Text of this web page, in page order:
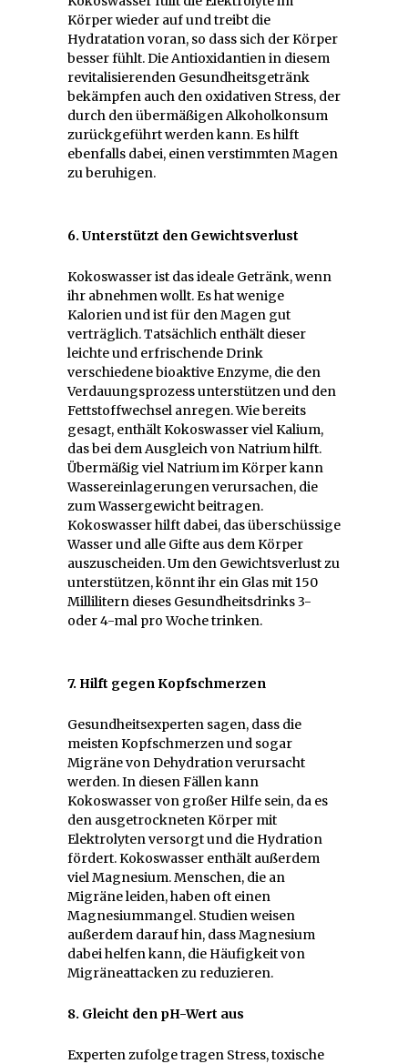
Körper wieder auf und treibt die
Hydratation voran, so dass sich der Körper
besser fühlt. Die Antioxidantien in diesem
revitalisierenden Gesundheitsgetränk
bekämpfen auch den oxidativen Stress, der
durch den übermäßigen Alkoholkonsum
zurückgeführt werden kann. Es hilft
ebenfalls dabei, einen verstimmten Magen
zu beruhigen.
6. Unterstützt den Gewichtsverlust
Kokoswasser ist das ideale Getränk, wenn
ihr abnehmen wollt. Es hat wenige
Kalorien und ist für den Magen gut
verträglich. Tatsächlich enthält dieser
leichte und erfrischende Drink
verschiedene bioaktive Enzyme, die den
Verdauungsprozess unterstützen und den
Fettstoffwechsel anregen. Wie bereits
gesagt, enthält Kokoswasser viel Kalium,
das bei dem Ausgleich von Natrium hilft.
Übermäßig viel Natrium im Körper kann
Wassereinlagerungen verursachen, die
zum Wassergewicht beitragen.
Kokoswasser hilft dabei, das überschüssige
Wasser und alle Gifte aus dem Körper
auszuscheiden. Um den Gewichtsverlust zu
unterstützen, könnt ihr ein Glas mit 150
Millilitern dieses Gesundheitsdrinks 3-
oder 4-mal pro Woche trinken.
7. Hilft gegen Kopfschmerzen
Gesundheitsexperten sagen, dass die
meisten Kopfschmerzen und sogar
Migräne von Dehydration verursacht
werden. In diesen Fällen kann
Kokoswasser von großer Hilfe sein, da es
den ausgetrockneten Körper mit
Elektrolyten versorgt und die Hydration
fördert. Kokoswasser enthält außerdem
viel Magnesium. Menschen, die an
Migräne leiden, haben oft einen
Magnesiummangel. Studien weisen
außerdem darauf hin, dass Magnesium
dabei helfen kann, die Häufigkeit von
Migräneattacken zu reduzieren.
8. Gleicht den pH-Wert aus
Experten zufolge tragen Stress, toxische